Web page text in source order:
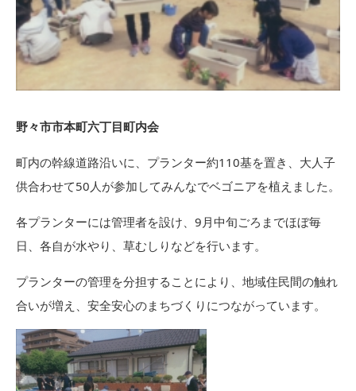
野々市市本町六丁目町内会
町内の幹線道路沿いに、プランター約110基を置き、大人子
供合わせて50人が参加してみんなでベゴニアを植えました。
各プランターには管理者を設け、9月中旬ごろまでほぼ毎
日、各自が水やり、草むしりなどを行います。
プランターの管理を分担することにより、地域住民間の触れ
合いが増え、安全安心のまちづくりにつながっています。